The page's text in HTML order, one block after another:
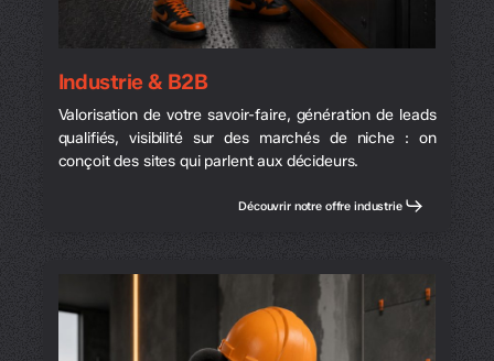
Industrie & B2B
Valorisation de votre savoir-faire, génération de leads
qualifiés, visibilité sur des marchés de niche : on
conçoit des sites qui parlent aux décideurs.
Découvrir notre offre industrie